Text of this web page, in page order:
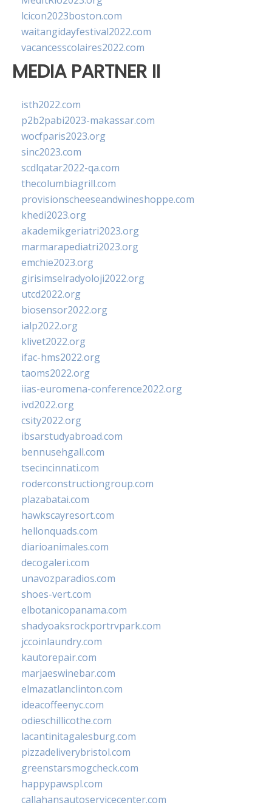
lcicon2023boston.com
waitangidayfestival2022.com
vacancesscolaires2022.com
MEDIA PARTNER II
isth2022.com
p2b2pabi2023-makassar.com
wocfparis2023.org
sinc2023.com
scdlqatar2022-qa.com
thecolumbiagrill.com
provisionscheeseandwineshoppe.com
khedi2023.org
akademikgeriatri2023.org
marmarapediatri2023.org
emchie2023.org
girisimselradyoloji2022.org
utcd2022.org
biosensor2022.org
ialp2022.org
klivet2022.org
ifac-hms2022.org
taoms2022.org
iias-euromena-conference2022.org
ivd2022.org
csity2022.org
ibsarstudyabroad.com
bennusehgall.com
tsecincinnati.com
roderconstructiongroup.com
plazabatai.com
hawkscayresort.com
hellonquads.com
diarioanimales.com
decogaleri.com
unavozparadios.com
shoes-vert.com
elbotanicopanama.com
shadyoaksrockportrvpark.com
jccoinlaundry.com
kautorepair.com
marjaeswinebar.com
elmazatlanclinton.com
ideacoffeenyc.com
odieschillicothe.com
lacantinitagalesburg.com
pizzadeliverybristol.com
greenstarsmogcheck.com
happypawspl.com
callahansautoservicecenter.com